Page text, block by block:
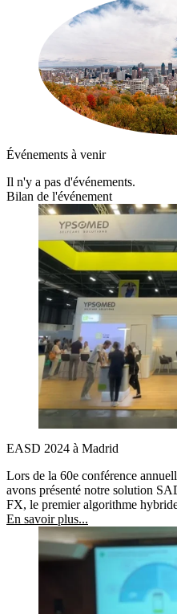
Événements à venir
Il n'y a pas d'événements.
Bilan de l'événement
EASD 2024 à Madrid
Lors de la 60e conférence
avons présenté notre solution
FX, le premier algorithme
homologué pour une utilisation
grossesse.
En savoir plus...